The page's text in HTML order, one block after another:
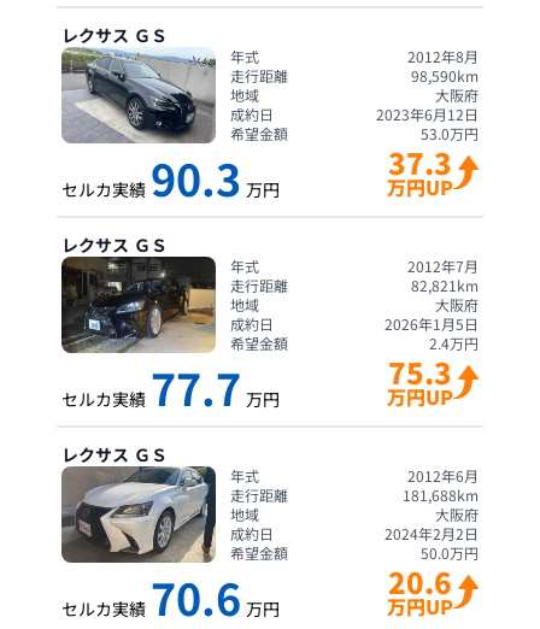
レクサス ＧＳ
年式
2012年8月
走行距離
98,590km
地域
大阪府
成約日
2023年6月12日
希望金額
53.0万円
セルカ実績 90.3 万円
37.3
万円UP
レクサス ＧＳ
年式
2012年7月
走行距離
82,821 km
地域
大阪府
成約日
2026年1月5日
希望金額
2.4万円
セルカ実績 77.7 万円
75.3
万円UP
レクサス ＧＳ
年式
2012年6月
走行距離
181,688km
地域
大阪府
成約日
2024年2月2日
希望金額
50.0万円
セルカ実績 70.6 万円
20.6
万円UP